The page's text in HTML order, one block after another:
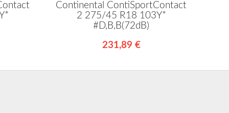
Continental ContiSportContact
2 275/45 R18 103Y*
#D,B,B(72dB)
231,89 €